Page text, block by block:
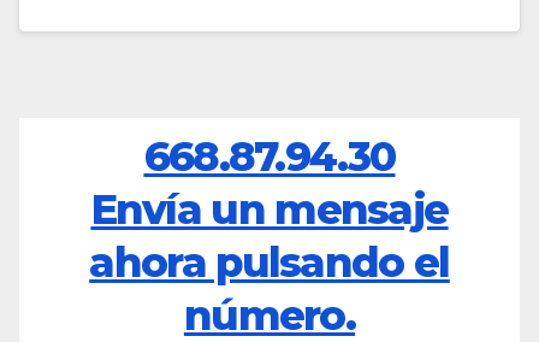
668.87.94.30
Envía un mensaje
ahora pulsando el
número.